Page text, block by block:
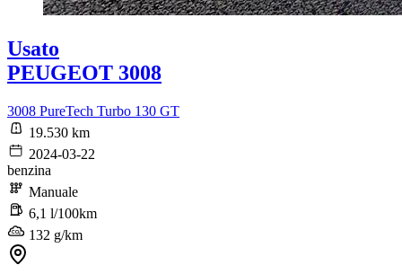
Usato
PEUGEOT 3008
3008 PureTech Turbo 130 GT
19.530 km
2024-03-22
benzina
Manuale
6,1 l/100km
132 g/km